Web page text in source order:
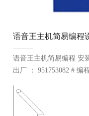
语音王主机简易编程
语音王主机简易编程 安
出厂 ： 951753082 # 编
设置...